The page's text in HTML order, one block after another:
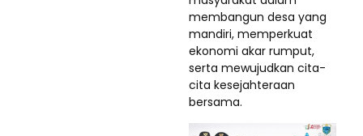
membangun desa yang
mandiri, memperkuat
ekonomi akar rumput,
serta mewujudkan cita-
cita kesejahteraan
bersama.